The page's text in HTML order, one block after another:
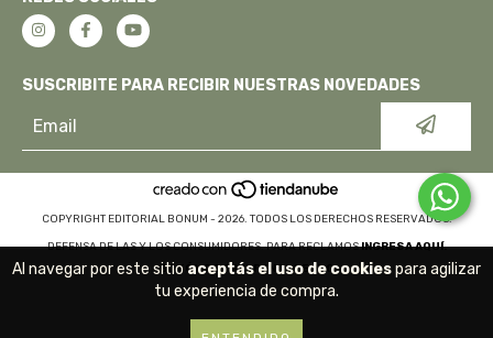
Al navegar por este sitio aceptás el uso de cookiespara agilizar
tu experiencia de compra.
SUSCRIBITE PARA RECIBIR NUESTRAS NOVEDADES
COPYRIGHT EDITORIAL BONUM - 2026. TODOS LOS DERECHOS RESERVADOS.
DEFENSA DE LAS Y LOS CONSUMIDORES. PARA RECLAMOSINGRESA AQUÍ.
BOTÓN DE ARREPENTIMIENTO